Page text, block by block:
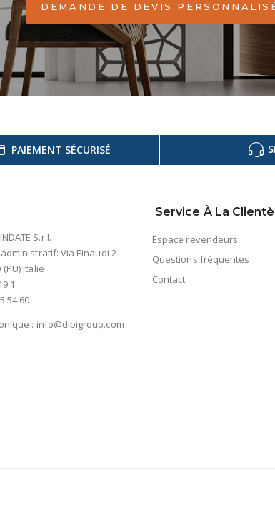
DEMANDE DE DEVIS
PAIEMENT SÉCURISÉ
S.r.l.
Via Einaudi 2 -
(PU) Italie
1
54 60
: info@dibigroup.com
Service À La
Espace revendeurs
Questions fréquentes
Contact